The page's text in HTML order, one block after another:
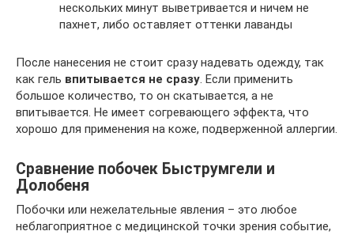
нескольких минут выветривается и ничем не
пахнет, либо оставляет оттенки лаванды
После нанесения не стоит сразу надевать одежду, так
как гель впитывается не сразу. Если применить
большое количество, то он скатывается, а не
впитывается. Не имеет согревающего эффекта, что
хорошо для применения на коже, подверженной аллергии.
Сравнение побочек Быструмгели и
Долобеня
Побочки или нежелательные явления – это любое
неблагоприятное с медицинской точки зрения событие,